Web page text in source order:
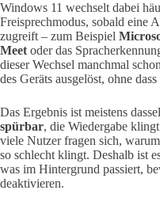
Windows 11 wechselt dabei
Freisprechmodus, sobald eine
zugreift – zum Beispiel
Meet oder das
dieser Wechsel manchmal
des Geräts ausgelöst, ohne
Das Ergebnis ist meistens
spürbar, die Wiedergabe
viele Nutzer fragen sich,
so schlecht klingt. Deshalb ist
was im Hintergrund passiert,
deaktivieren.